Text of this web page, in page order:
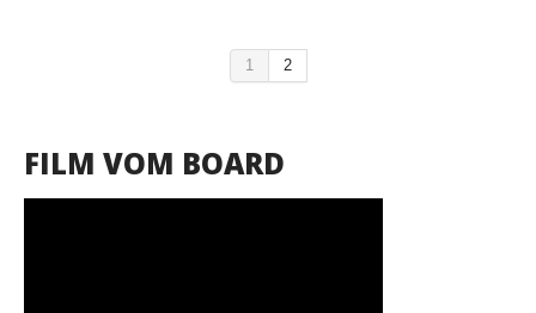
1 2
FILM VOM BOARD